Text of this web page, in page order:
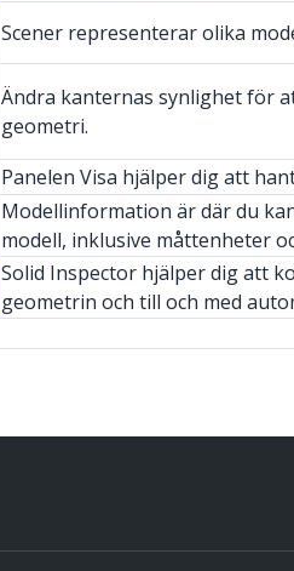
Scener representerar olika
Ändra kanternas synlighet för
geometri.
Panelen Visa hjälper dig att
Modellinformation är där du
modell, inklusive måttenheter
Solid Inspector hjälper dig att
geometrin och till och med